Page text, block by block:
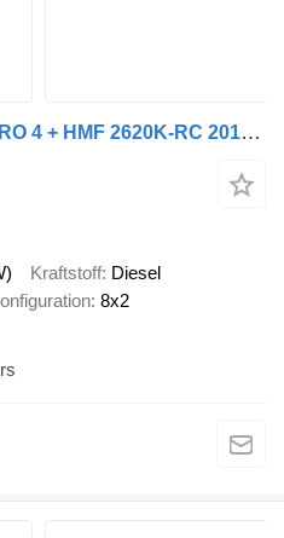
MAN TGA 35.440 8X2 - EURO 4 + HMF 2620K-RC 2018! + REMOTE + HYDRAUTO
Kraftstoff Diesel
8x2